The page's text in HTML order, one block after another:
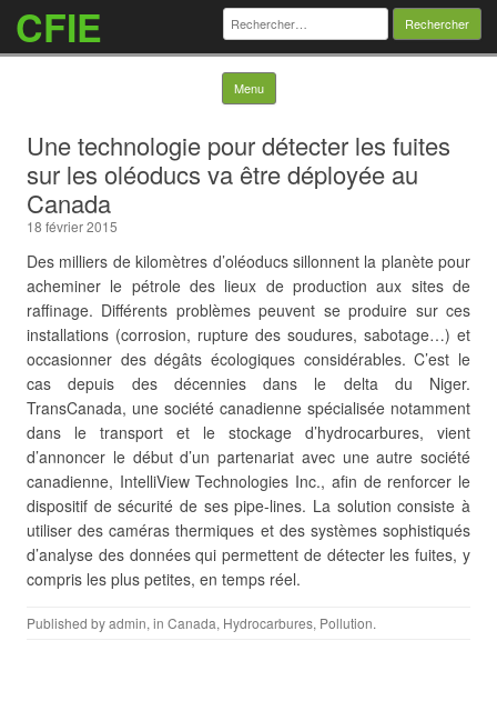
CFIE Rechercher :
Menu Skip to content
Une technologie pour détecter les fuites
sur les oléoducs va être déployée au
Canada
18 février 2015
Des milliers de kilomètres d’oléoducs sillonnent la planète pour
acheminer le pétrole des lieux de production aux sites de
raffinage. Différents problèmes peuvent se produire sur ces
installations (corrosion, rupture des soudures, sabotage…) et
occasionner des dégâts écologiques considérables. C’est le
cas depuis des décennies dans le delta du Niger.
TransCanada, une société canadienne spécialisée notamment
dans le transport et le stockage d’hydrocarbures, vient
d’annoncer le début d’un partenariat avec une autre société
canadienne, IntelliView Technologies Inc., afin de renforcer le
dispositif de sécurité de ses pipe-lines. La solution consiste à
utiliser des caméras thermiques et des systèmes sophistiqués
d’analyse des données qui permettent de détecter les fuites, y
compris les plus petites, en temps réel.
Published byadmin, in Canada, Hydrocarbures, Pollution.